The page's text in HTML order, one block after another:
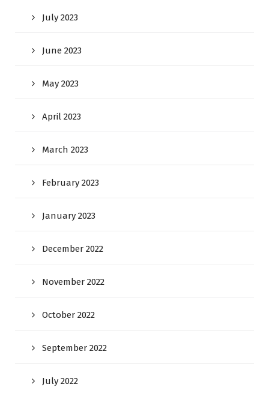
July 2023
June 2023
May 2023
April 2023
March 2023
February 2023
January 2023
December 2022
November 2022
October 2022
September 2022
July 2022